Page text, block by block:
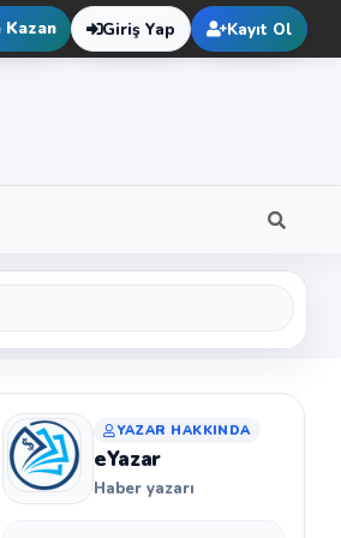
Kazan Giriş Yap Kayıt Ol
YAZAR HAKKINDA
eYazar
Haber yazarı